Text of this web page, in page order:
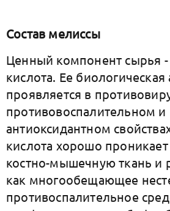
Состав мелиссы
Ценный компонент сырья
кислота. Ее биологическая
проявляется в
противовоспалительном и
антиоксидантном
кислота хорошо
костно-мышечную ткань и
как многообещающее
противоспалительное